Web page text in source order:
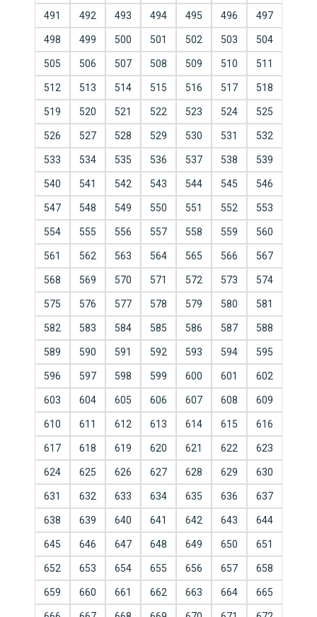
491 492 493 494 495 496 497
498 499 500 501 502 503 504
505 506 507 508 509 510 511
512 513 514 515 516 517 518
519 520 521 522 523 524 525
526 527 528 529 530 531 532
533 534 535 536 537 538 539
540 541 542 543 544 545 546
547 548 549 550 551 552 553
554 555 556 557 558 559 560
561 562 563 564 565 566 567
568 569 570 571 572 573 574
575 576 577 578 579 580 581
582 583 584 585 586 587 588
589 590 591 592 593 594 595
596 597 598 599 600 601 602
603 604 605 606 607 608 609
610 611 612 613 614 615 616
617 618 619 620 621 622 623
624 625 626 627 628 629 630
631 632 633 634 635 636 637
638 639 640 641 642 643 644
645 646 647 648 649 650 651
652 653 654 655 656 657 658
659 660 661 662 663 664 665